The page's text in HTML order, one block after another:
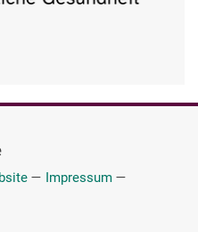
— Impressum —